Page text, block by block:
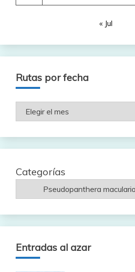
« Jul
Rutas por fecha
Rutas
por
Categorías
Entradas al azar